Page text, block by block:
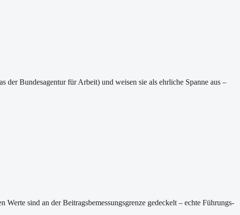
Bundesagentur für Arbeit) und weisen sie als ehrliche Spanne aus –
sind an der Beitragsbemessungsgrenze gedeckelt – echte Führungs-